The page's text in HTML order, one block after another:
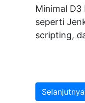
Minimal
seperti
scripting,
Selanjutnya